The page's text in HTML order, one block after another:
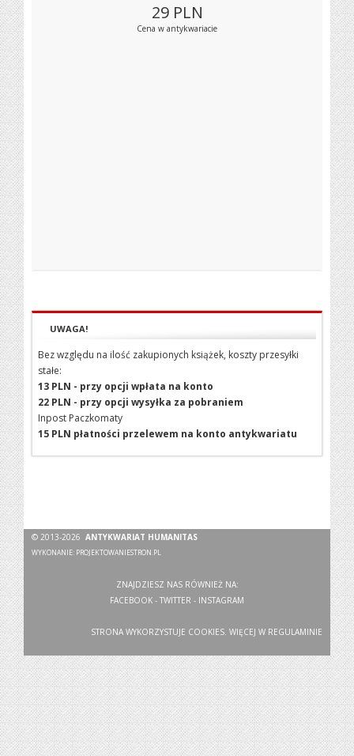
29 PLN
Cena w antykwariacie
UWAGA!
Bez względu na ilość zakupionych książek, koszty przesyłki
stałe:
13 PLN - przy opcji wpłata na konto
22 PLN - przy opcji wysyłka za pobraniem
Inpost Paczkomaty
15 PLN płatności przelewem na konto antykwariatu
© 2013-2026ANTYKWARIAT HUMANITAS
WYKONANIE: PROJEKTOWANIESTRON.PL
ZNAJDZIESZ NAS RÓWNIEŻ NA:
FACEBOOK - TWITTER - INSTAGRAM
STRONA WYKORZYSTUJE COOKIES. WIĘCEJ W REGULAMINIE